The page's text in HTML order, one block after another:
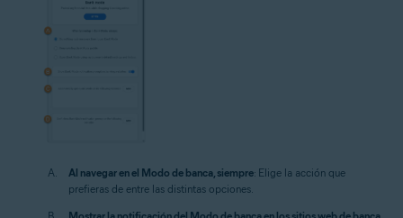
Al navegar en el Modo de banca, siempre: Elige la acción que
prefieras de entre las distintas opciones.